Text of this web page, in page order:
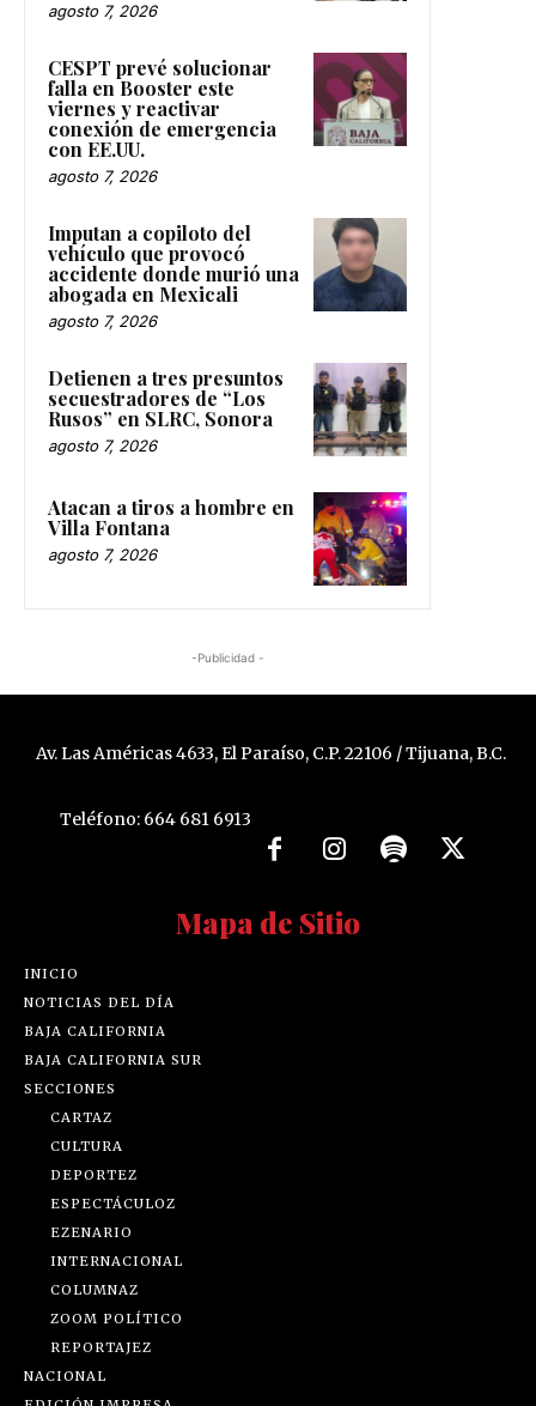
agosto 7, 2026
CESPT prevé solucionar
falla en Booster este
viernes y reactivar
conexión de emergencia
con EE.UU.
agosto 7, 2026
Imputan a copiloto del
vehículo que provocó
accidente donde murió una
abogada en Mexicali
agosto 7, 2026
Detienen a tres presuntos
secuestradores de “Los
Rusos” en SLRC, Sonora
agosto 7, 2026
Atacan a tiros a hombre en
Villa Fontana
agosto 7, 2026
-Publicidad -
Av. Las Américas 4633, El Paraíso, C.P. 22106 / Tijuana, B.C.
Teléfono: 664 681 6913
Mapa de Sitio
INICIO
NOTICIAS DEL DÍA
BAJA CALIFORNIA
BAJA CALIFORNIA SUR
SECCIONES
CARTAZ
CULTURA
DEPORTEZ
ESPECTÁCULOZ
EZENARIO
INTERNACIONAL
COLUMNAZ
ZOOM POLÍTICO
REPORTAJEZ
NACIONAL